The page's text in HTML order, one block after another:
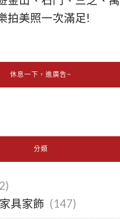
拍美照一次滿足!
休息一下，進廣告~
分類
具家飾 (147)